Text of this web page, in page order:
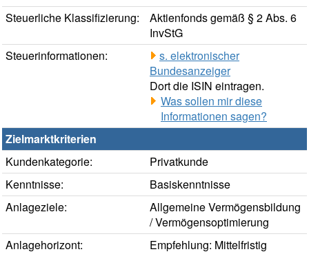
Steuerliche Klassifizierung:
Aktienfonds gemäß § 2 Abs. 6
InvStG
Steuerinformationen:
s. elektronischer
Bundesanzeiger
Dort die ISIN eintragen.
Was sollen mir diese
Informationen sagen?
Zielmarktkriterien
Kundenkategorie:
Privatkunde
Kenntnisse:
Basiskenntnisse
Anlageziele:
Allgemeine Vermögensbildung
/ Vermögensoptimierung
Anlagehorizont:
Empfehlung: Mittelfristig